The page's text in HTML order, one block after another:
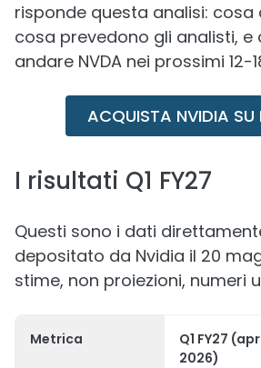
risponde questa analisi: cosa
cosa prevedono gli analisti, e
andare NVDA nei prossimi 12-
ACQUISTA NVIDIA SU
I risultati Q1 FY27
Questi sono i dati
depositato da Nvidia il 20
stime, non proiezioni, numeri
Metrica
Q1 FY27 (apr
2026)